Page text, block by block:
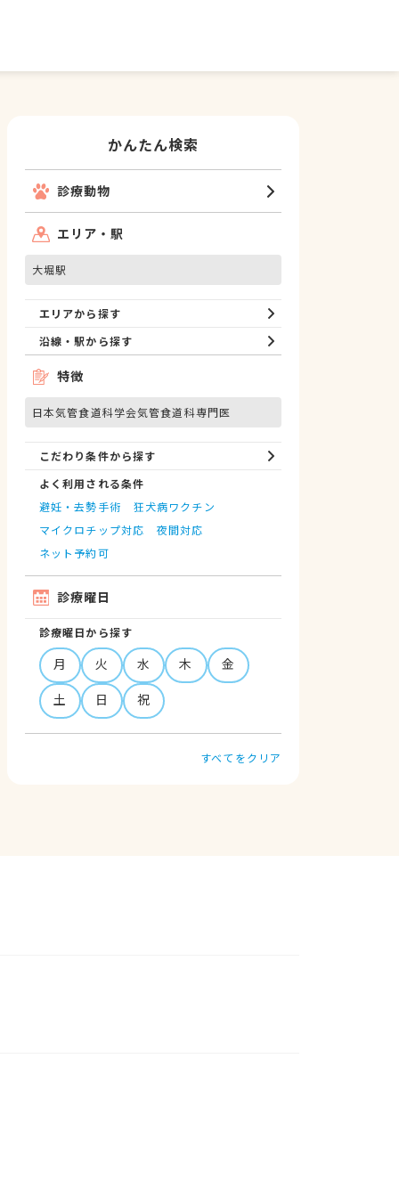
かんたん検索
診療動物
エリア・駅
大堀駅
エリアから探す
沿線・駅から探す
特徴
日本気管食道科学会気管食道科専門医
こだわり条件から探す
よく利用される条件
避妊・去勢手術
狂犬病ワクチン
マイクロチップ対応
夜間対応
ネット予約可
診療曜日
診療曜日から探す
月 火 水 木
金
土
日 祝
すべてをクリア